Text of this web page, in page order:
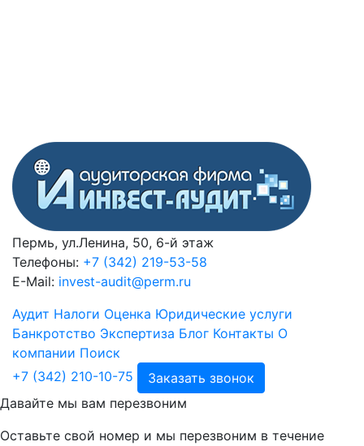
Пермь, ул.Ленина, 50, 6-й этаж
Телефоны: +7 (342) 219-53-58
E-Mail: invest-audit@perm.ru
Аудит Налоги Оценка Юридические услуги
Банкротство Экспертиза Блог Контакты О
компании Поиск
+7 (342) 210-10-75
Заказать звонок
Давайте мы вам перезвоним
Оставьте свой номер и мы перезвоним в течение